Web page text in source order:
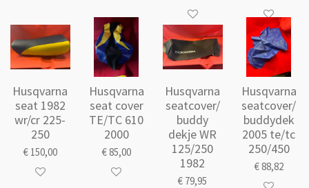
Husqvarna
seat 1982
wr/cr 225-
250
€ 150,00
Husqvarna
seat cover
TE/TC 610
2000
€ 85,00
Husqvarna
seatcover/
buddy
dekje WR
125/250
1982
€ 79,95
Husqvarna
seatcover/
buddydek
2005 te/tc
250/450
€ 88,82